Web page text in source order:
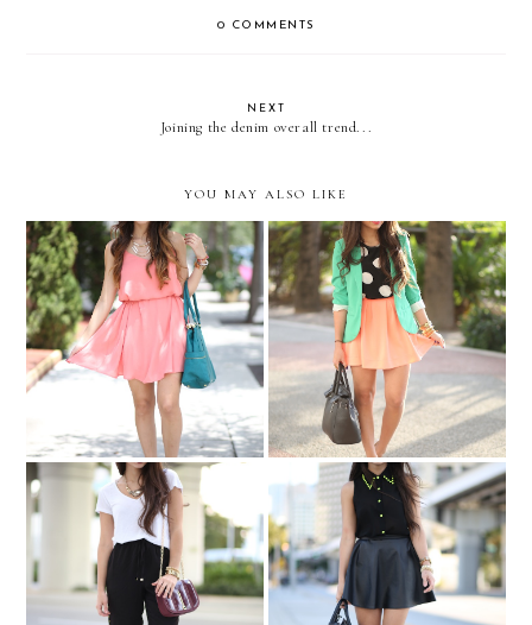
0 COMMENTS
NEXT
Joining the denim overall trend...
YOU MAY ALSO LIKE
Feeling like my Miami-
self...
Big dots...and colors!
OBSESSED...
Naughty Monkey Summer
Preview Party